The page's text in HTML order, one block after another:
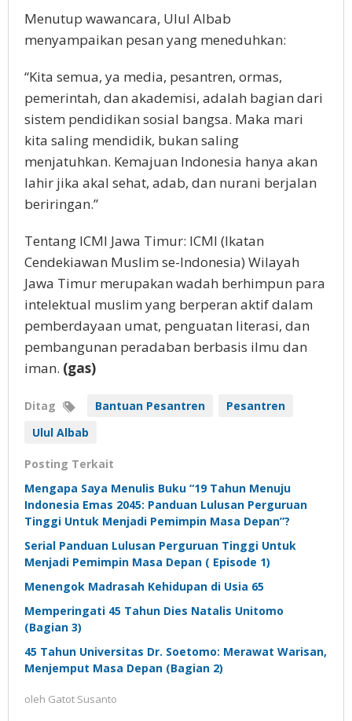
Menutup wawancara, Ulul Albab
menyampaikan pesan yang meneduhkan:
“Kita semua, ya media, pesantren, ormas,
pemerintah, dan akademisi, adalah bagian dari
sistem pendidikan sosial bangsa. Maka mari
kita saling mendidik, bukan saling
menjatuhkan. Kemajuan Indonesia hanya akan
lahir jika akal sehat, adab, dan nurani berjalan
beriringan.”
Tentang ICMI Jawa Timur: ICMI (Ikatan
Cendekiawan Muslim se-Indonesia) Wilayah
Jawa Timur merupakan wadah berhimpun para
intelektual muslim yang berperan aktif dalam
pemberdayaan umat, penguatan literasi, dan
pembangunan peradaban berbasis ilmu dan
iman. (gas)
Ditag Bantuan Pesantren
Pesantren
Ulul Albab
Posting Terkait
Mengapa Saya Menulis Buku “19 Tahun Menuju
Indonesia Emas 2045: Panduan Lulusan Perguruan
Tinggi Untuk Menjadi Pemimpin Masa Depan”?
Serial Panduan Lulusan Perguruan Tinggi Untuk
Menjadi Pemimpin Masa Depan ( Episode 1)
Menengok Madrasah Kehidupan di Usia 65
Memperingati 45 Tahun Dies Natalis Unitomo
(Bagian 3)
45 Tahun Universitas Dr. Soetomo: Merawat Warisan,
Menjemput Masa Depan (Bagian 2)
oleh Gatot Susanto